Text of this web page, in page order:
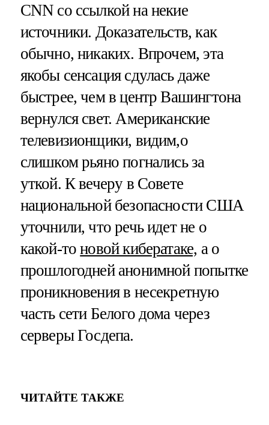
CNN со ссылкой на некие
источники. Доказательств, как
обычно, никаких. Впрочем, эта
якобы сенсация сдулась даже
быстрее, чем в центр Вашингтона
вернулся свет. Американские
телевизионщики, видим,о
слишком рьяно погнались за
уткой. К вечеру в Совете
национальной безопасности США
уточнили, что речь идет не о
какой-тоновой кибератаке, а о
прошлогодней анонимной попытке
проникновения в несекретную
часть сети Белого дома через
серверы Госдепа.
ЧИТАЙТЕ ТАКЖЕ